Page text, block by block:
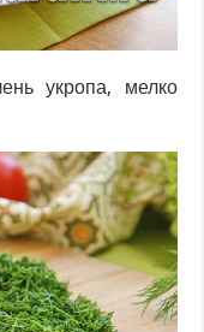
укропа, мелко